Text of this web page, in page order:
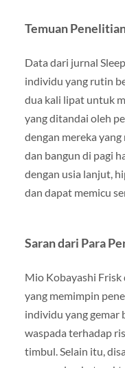
Temuan
Data dari jurnal
individu yang rutin
dua kali lipat untuk
yang ditandai oleh
dengan mereka
dan bangun di pagi
dengan usia lanjut,
dan dapat memicu
Saran dari Para
Mio Kobayashi
yang memimpin
individu yang gemar
waspada terhadap
timbul. Selain itu,